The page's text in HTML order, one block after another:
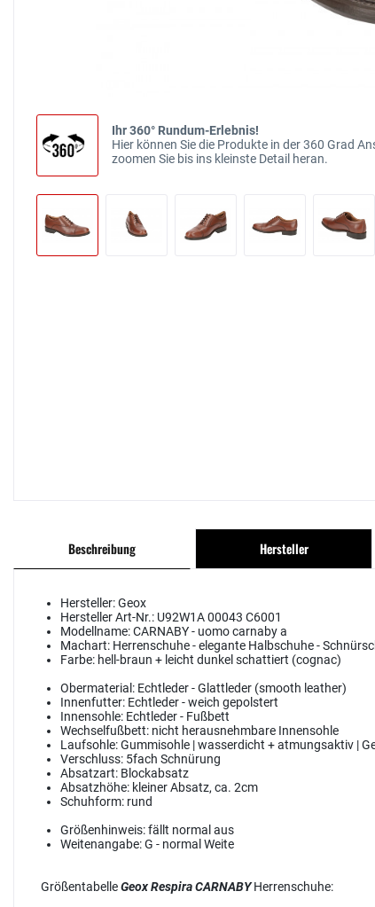
Ihr 360° Rundum-Erlebnis!
Hier können Sie die Produkte in der 360 Grad
zoomen Sie bis ins kleinste Detail heran.
Beschreibung Hersteller
Hersteller:Geox
Hersteller Art-Nr.: U92W1A 00043 C6001
Modellname:CARNABY - uomo carnaby a
Machart: Herrenschuhe - elegante Halbschuhe -
Farbe: hell-braun + leicht dunkel schattiert (cognac)
Obermaterial: Echtleder - Glattleder (smooth leather)
Innenfutter: Echtleder - weich gepolstert
Innensohle: Echtleder - Fußbett
Wechselfußbett: nicht herausnehmbare Innensohle
Laufsohle:Gummisohle | wasserdicht + atmungsaktiv |
Verschluss: 5fach Schnürung
Absatzart: Blockabsatz
Absatzhöhe: kleiner Absatz, ca. 2cm
Schuhform: rund
Größenhinweis:fällt normal aus
Weitenangabe:G - normal Weite
GrößentabelleGeox Respira CARNABYHerrenschuhe: